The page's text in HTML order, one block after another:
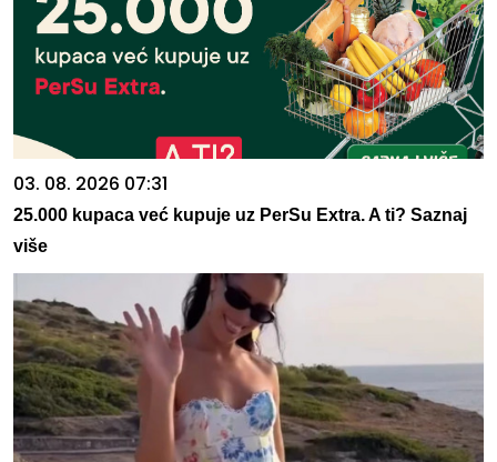
03. 08. 2026 07:31
25.000 kupaca već kupuje uz PerSu Extra. A ti? Saznaj
više